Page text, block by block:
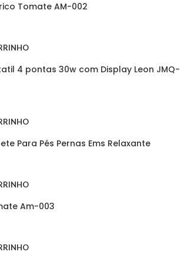
Tomate AM-002
4 pontas 30w com Display Leon JMQ-
Para Pés Pernas Ems Relaxante
Am-003